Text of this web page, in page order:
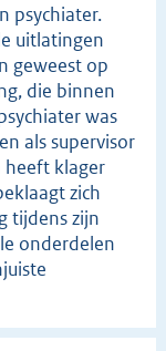
psychiater.
uitlatingen
geweest op
die binnen
was
als supervisor
heeft klager
zich
tijdens zijn
onderdelen